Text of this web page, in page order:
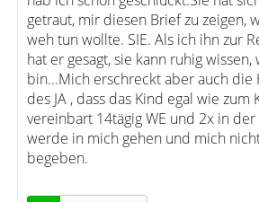
getraut, mir diesen Brief zu zeigen,
weh tun wollte. SIE. Als ich ihn zur
hat er gesagt, sie kann ruhig
bin...Mich erschreckt aber auch die
des JA , dass das Kind egal wie zum
vereinbart 14tägig WE und 2x in
werde in mich gehen und mich
begeben.